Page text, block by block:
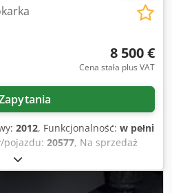
8 500 €
Cena stała plus VAT
2012, Funkcjonalność: w pełni
pojazdu: 20577, Na sprzedaż
T-Star. Rok produkcji 2012.
długość obrabianego
maksymalna średnica 250 mm.